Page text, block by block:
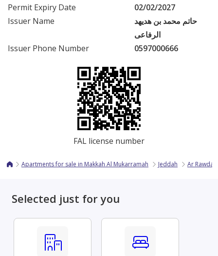
Permit Expiry Date
02/02/2027
Issuer Name
حاتم محمد بن هديهد
الرفاعى
Issuer Phone Number
0597000666
FAL license number
Apartments for sale in Makkah Al Mukarramah Jeddah Ar Rawdah
Selected just for you